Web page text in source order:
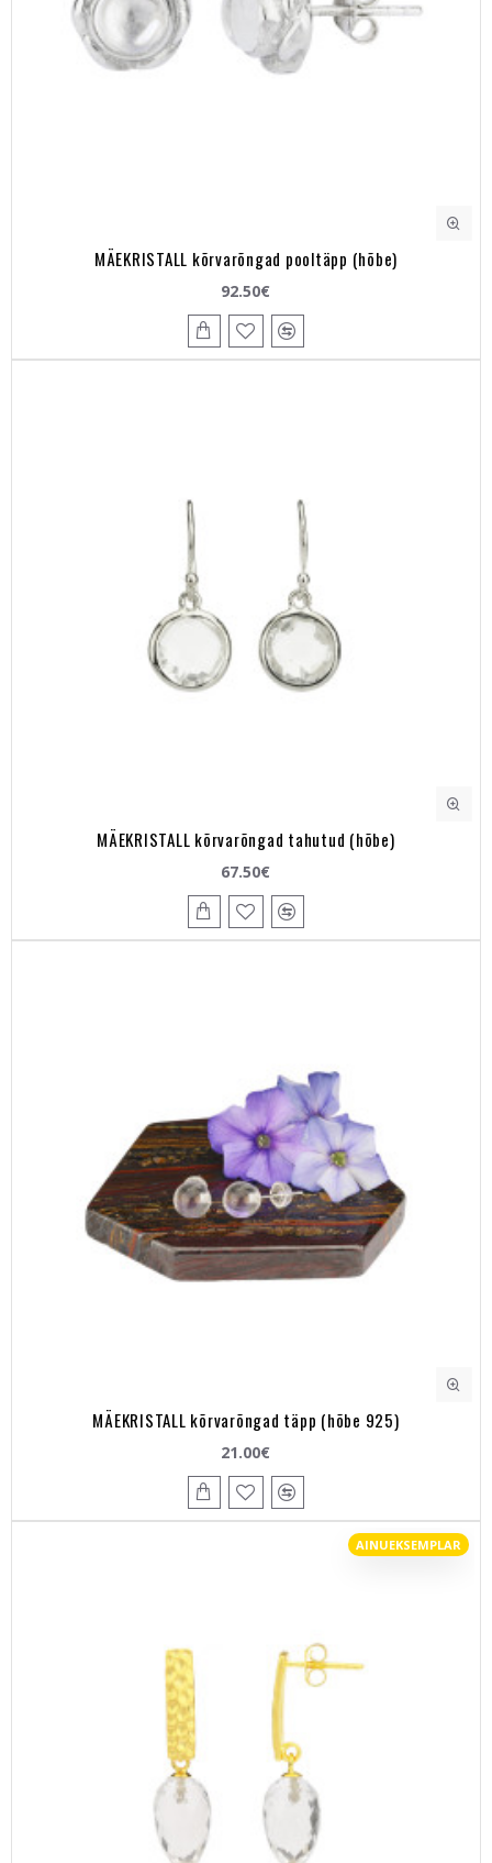
MÄEKRISTALL kõrvarõngad pooltäpp (hõbe)
92.50€
MÄEKRISTALL kõrvarõngad tahutud (hõbe)
67.50€
MÄEKRISTALL kõrvarõngad täpp (hõbe 925)
21.00€
AINUEKSEMPLAR